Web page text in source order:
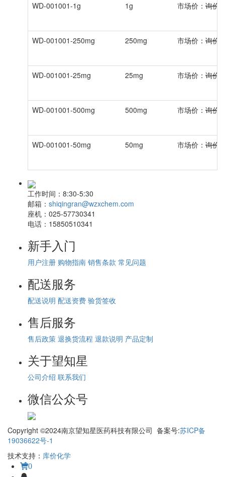
WD-001001-1g 1g 市场价： 询价
WD-001001-250mg 250mg 市场价： 询价
WD-001001-25mg 25mg 市场价： 询价
WD-001001-500mg 500mg 市场价： 询价
WD-001001-50mg 50mg 市场价： 询价
工作时间： 8:30-5:30
邮箱： shiqingran@wzxchem.com
座机： 025-57730341
电话： 15850510341
新手入门
用户注册 购物指南 销售条款 常见问题
配送服务
配送说明 配送资费 验货签收
售后服务
售后政策 退换货流程 退款说明 产品定制
关于望知星
公司介绍 联系我们
微信公众号
Copyright ©2024南京望知星医药科技有限公司 备案号:苏ICP备
19036622号-1
技术支持： 库价化学
0